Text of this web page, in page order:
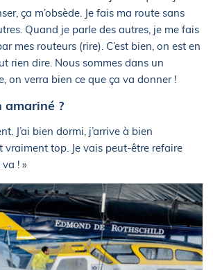
ça m’obsède. Je fais ma route sans
Quand je parle des autres, je me fais
mes routeurs (rire). C’est bien, on est en
rien dire. Nous sommes dans un
on verra bien ce que ça va donner !
amariné ?
J’ai bien dormi, j’arrive à bien
vraiment top. Je vais peut-être refaire
! »